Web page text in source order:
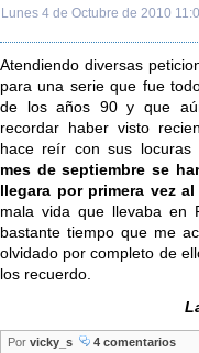
Lunes 4 de Octubre de 2010
Atendiendo diversas
para una serie que fue
de los años 90 y que
recordar haber visto
hace reír con sus locuras
mes de septiembre se
llegara por primera vez
mala vida que llevaba en
bastante tiempo que me
olvidado por completo de
los recuerdo.
Por vicky_s 4 comentarios